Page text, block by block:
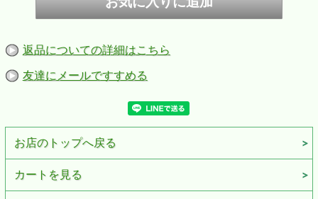
返品についての詳細はこちら
友達にメールですすめる
お店のトップへ戻る
カートを見る